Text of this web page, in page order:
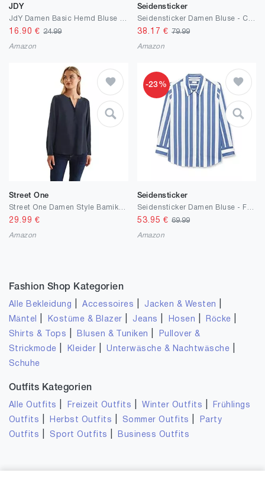
JDY
16.90 €24.99
Amazon
Seidensticker
38.17 € 79.99
Amazon
Street One
29.99 €
Amazon
-23%
Seidensticker
53.95 € 69.99
Amazon
Fashion Shop Kategorien
Alle Bekleidung |Accessoires Jacken & Westen
Mäntel Kostüme & Blazer Jeans Hosen Röcke
Shirts & Tops Blusen & Tuniken
Pullover &
Strickmode
Kleider |Unterwäsche & Nachtwäsche
Schuhe
Outfits Kategorien
Alle Outfits Freizeit Outfits |Winter Outfits
Frühlings
Outfits
Herbst Outfits Sommer Outfits
Party
Outfits
Sport Outfits Business Outfits